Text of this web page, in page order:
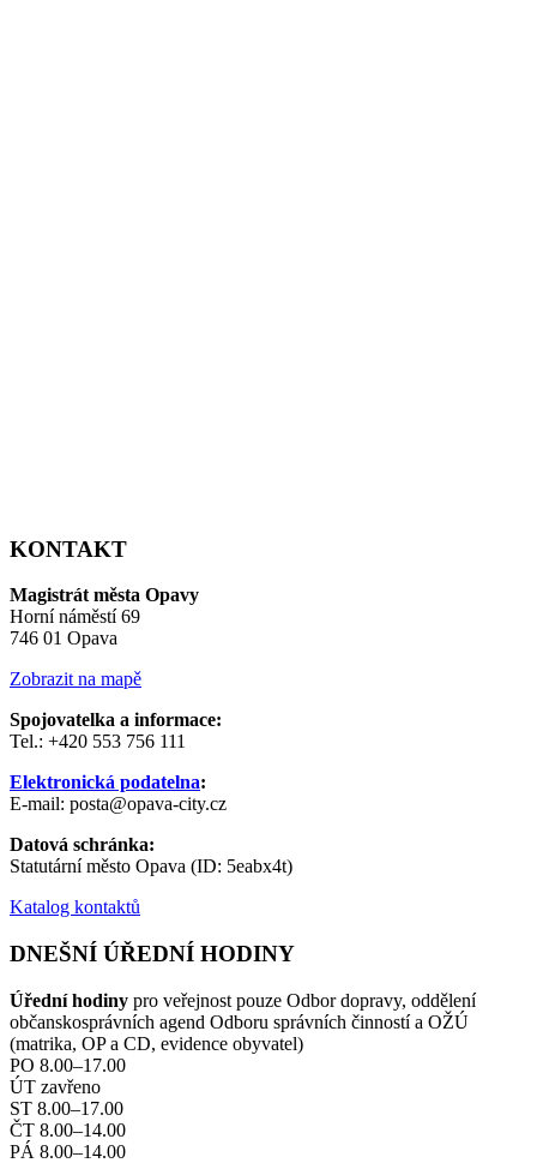
KONTAKT
Magistrát města Opavy
Horní náměstí 69
746 01 Opava
Zobrazit na mapě
Spojovatelka a informace:
Tel.: +420 553 756 111
Elektronická podatelna:
E-mail: posta@opava-city.cz
Datová schránka:
Statutární město Opava (ID: 5eabx4t)
Katalog kontaktů
DNEŠNÍ ÚŘEDNÍ HODINY
Úřední hodiny pro veřejnost pouze Odbor dopravy, oddělení
občanskosprávních agend Odboru správních činností a OŽÚ
(matrika, OP a CD, evidence obyvatel)
PO 8.00–17.00
ÚT zavřeno
ST 8.00–17.00
ČT 8.00–14.00
PÁ 8.00–14.00